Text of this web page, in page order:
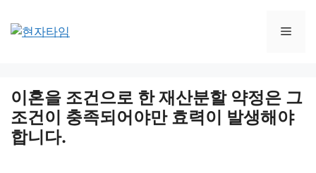
이혼을 조건으로 한 재산분할 약정은 그
조건이 충족되어야만 효력이 발생해야
합니다.